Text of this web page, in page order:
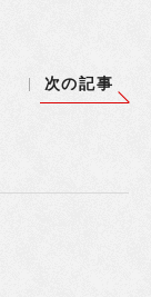
次の記事